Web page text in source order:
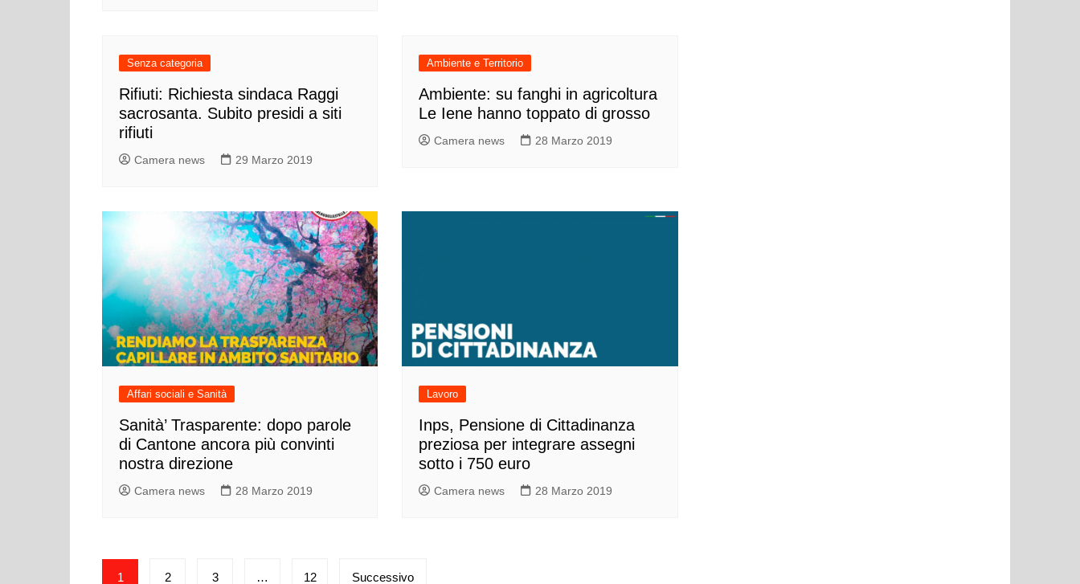
Senza categoria
Rifiuti: Richiesta sindaca Raggi
sacrosanta. Subito presidi a siti
rifiuti
Camera news 29 Marzo 2019
Ambiente e Territorio
Ambiente: su fanghi in agricoltura
Le Iene hanno toppato di grosso
Camera news 28 Marzo 2019
Affari sociali e Sanità
Sanità’ Trasparente: dopo parole
di Cantone ancora più convinti
nostra direzione
Camera news 28 Marzo 2019
Lavoro
Inps, Pensione di Cittadinanza
preziosa per integrare assegni
sotto i 750 euro
Camera news 28 Marzo 2019
Paginazione
1 2 3 … 12 Successivo